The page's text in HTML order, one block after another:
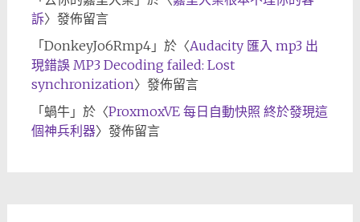
訴〉發佈留言
「DonkeyJo6Rmp4」於〈Audacity 匯入 mp3 出
現錯誤 MP3 Decoding failed: Lost
synchronization〉發佈留言
「蝸牛」於〈ProxmoxVE 每日自動快照 終於發現這
個神兵利器〉發佈留言